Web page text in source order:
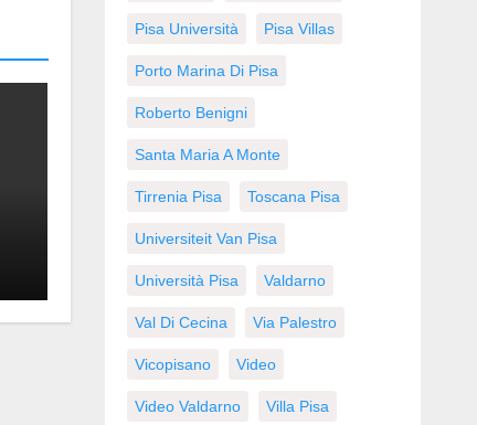
Pisa Università Pisa Villas
Porto Marina Di Pisa
Roberto Benigni
Santa Maria A Monte
Tirrenia Pisa Toscana Pisa
Universiteit Van Pisa
Università Pisa Valdarno
Val Di Cecina Via Palestro
Vicopisano Video
Video Valdarno Villa Pisa